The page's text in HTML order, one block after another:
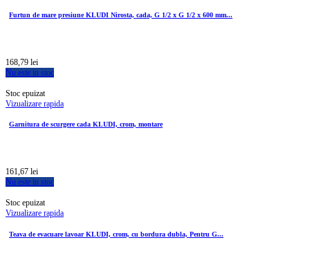
Furtun de mare presiune KLUDI Nirosta, cada, G 1/2 x G 1/2 x 600 mm...
168,79 lei
Nu este in stoc
Stoc epuizat
Vizualizare rapida
Garnitura de scurgere cada KLUDI, crom, montare
161,67 lei
Nu este in stoc
Stoc epuizat
Vizualizare rapida
Teava de evacuare lavoar KLUDI, crom, cu bordura dubla, Pentru G...